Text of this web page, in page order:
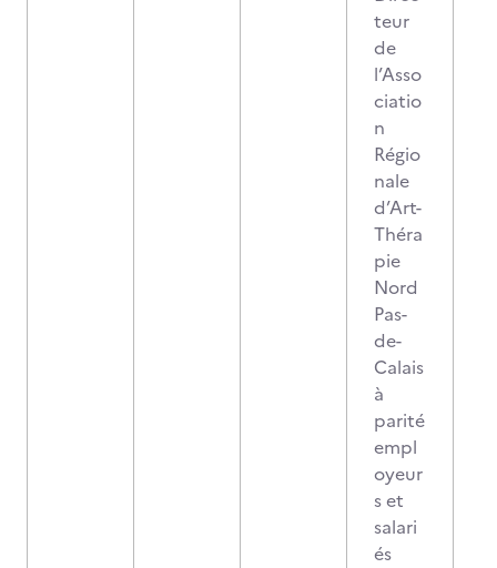
teur
de
l’Asso
ciatio
n
Régio
nale
d’Art-
Théra
pie
Nord
Pas-
de-
Calais
à
parité
empl
oyeur
s et
salari
és